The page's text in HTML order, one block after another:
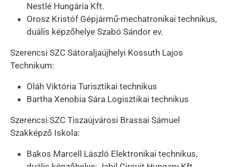
Nestlé Hungária Kft.
Orosz Kristóf Gépjármű-mechatronikai technikus,
duális képzőhelye Szabó Sándor ev.
Szerencsi SZC Sátoraljaújhelyi Kossuth Lajos
Technikum:
Oláh Viktória Turisztikai technikus
Bartha Xenobia Sára Logisztikai technikus
Szerencsi SZC Tiszaújvárosi Brassai Sámuel
Szakképző Iskola:
Bakos Marcell László Elektronikai technikus,